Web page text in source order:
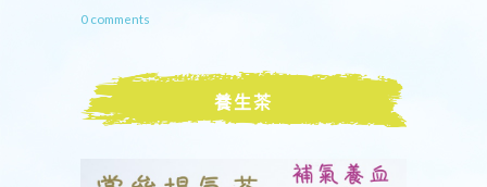
0 comments
養生茶